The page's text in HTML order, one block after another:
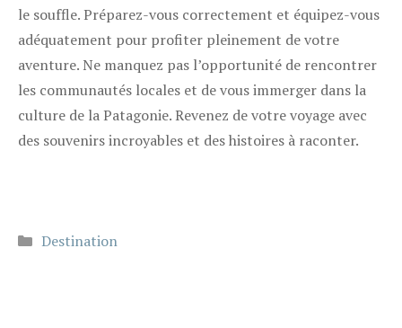
le souffle. Préparez-vous correctement et équipez-vous
adéquatement pour profiter pleinement de votre
aventure. Ne manquez pas l’opportunité de rencontrer
les communautés locales et de vous immerger dans la
culture de la Patagonie. Revenez de votre voyage avec
des souvenirs incroyables et des histoires à raconter.
Catégories
Destination